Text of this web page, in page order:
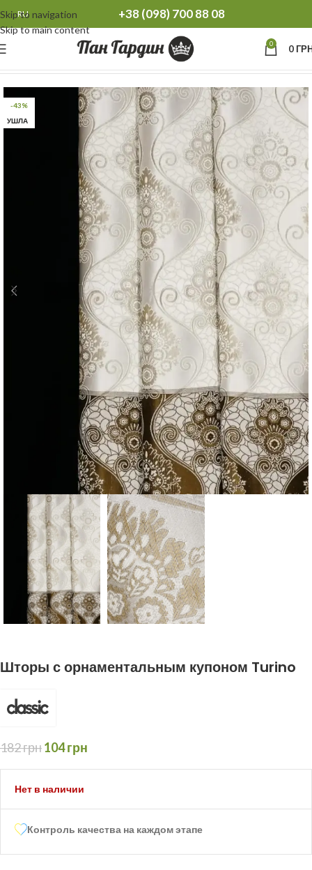
Skip to navigation
Skip to main content
RU +38 (098) 700 88 08
0 0
Главная Плотные шторы
-43%
УШЛА
Шторы с орнаментальным купоном Turino
182грн104грн
Нет в наличии
Контроль качества на каждом этапе